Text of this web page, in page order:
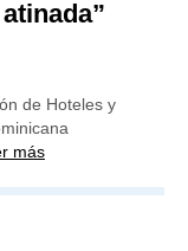
de Hoteles y
más